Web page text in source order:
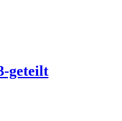
geteilt